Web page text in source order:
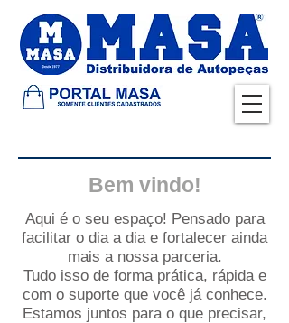
Bem vindo!
Aqui é o seu espaço! Pensado para
facilitar o dia a dia e fortalecer ainda
mais a nossa parceria.
Tudo isso de forma prática, rápida e
com o suporte que você já conhece.
Estamos juntos para o que precisar,